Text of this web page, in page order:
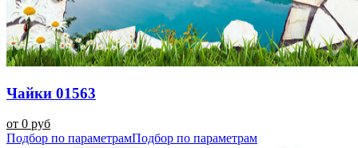
Чайки 01563
от 0 руб
Подбор по параметрамПодбор по параметрам